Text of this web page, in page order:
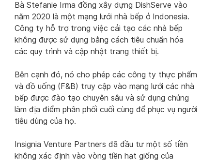
Bà Stefanie Irma đồng xây dựng DishServe vào
năm 2020 là một mạng lưới nhà bếp ở Indonesia.
Công ty hỗ trợ trong việc cải tạo các nhà bếp
không được sử dụng bằng cách tiêu chuẩn hóa
các quy trình và cập nhật trang thiết bị.
Bên cạnh đó, nó cho phép các công ty thực phẩm
và đồ uống (F&B) truy cập vào mạng lưới các nhà
bếp được đào tạo chuyên sâu và sử dụng chúng
làm địa điểm phân phối cuối cùng để phục vụ người
tiêu dùng của họ.
Insignia Venture Partners đã đầu tư một số tiền
không xác định vào vòng tiền hạt giống của